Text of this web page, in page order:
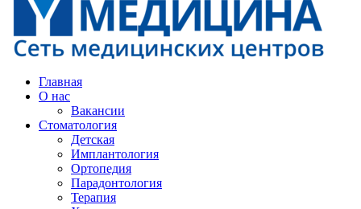
Главная
О нас
Вакансии
Стоматология
Детская
Имплантология
Ортопедия
Парадонтология
Терапия